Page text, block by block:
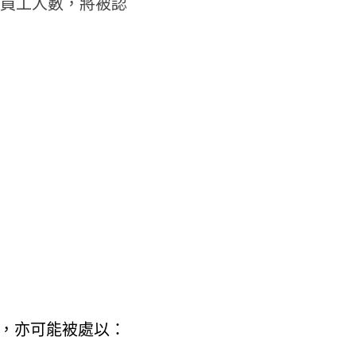
工人數，將被認
亦可能被處以：